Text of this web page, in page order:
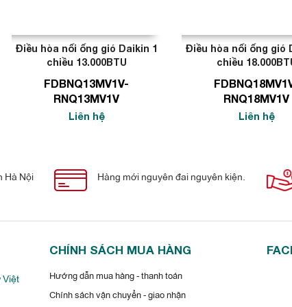
áp suất thấp:
quả sẽ giảm nhân lực cần thiết cho công tác vận hành, bảo
Điều hòa nối ống gió Daikin 1
chiều 13.000BTU
FDBNQ13MV1V-
RNQ13MV1V
Liên hệ
Điều hòa nối ống gió
chiều
RNQ18MV1V
Liên hệ
Hà Nội
Hàng mới nguyên đai nguyên kiện.
Việt
CHÍNH SÁCH MUA HÀNG
Hướng dẫn mua hàng - thanh toán
Chính sách vận chuyển - giao nhận